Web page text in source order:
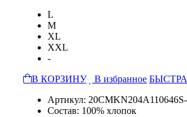
L
M
XL
XXL
-
В КОРЗИНУ
В избранное
Артикул:
Состав: 100% хлопок